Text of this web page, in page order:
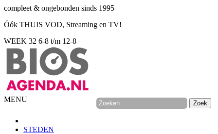
compleet & ongebonden sinds 1995
Óók THUIS VOD, Streaming en TV!
WEEK 32 6-8 t/m 12-8
MENU
STEDEN